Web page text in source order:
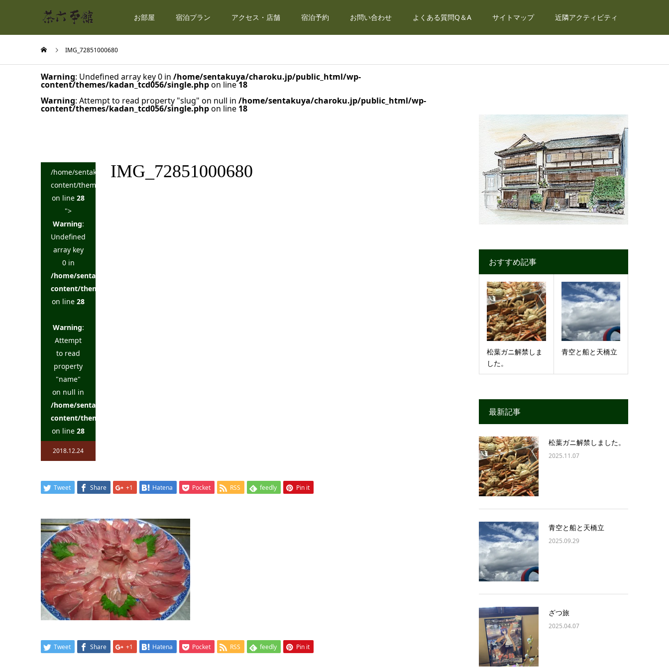
お部屋 宿泊プラン アクセス・店舗 宿泊予約 お問い合わせ よくある質問Q＆A サイトマップ 近隣アクティビティ
IMG_72851000680
Warning: Undefined array key 0 in /home/sentakuya/charoku.jp/public_html/wp-
content/themes/kadan_tcd056/single.phpon line18
Warning: Attempt to read property "slug" on null in /home/sentakuya/charoku.jp/public_html/wp-
content/themes/kadan_tcd056/single.phpon line 18
/home/sentakuya/charoku.jp/public_html/wp-
content/themes/kadan_tcd056/single.php
on line 28
">
Warning:
Undefined
array key
0 in
/home/sentakuya/charoku.jp/public_html/wp-
content/themes/kadan_tcd056/single.php
on line 28
Warning:
Attempt
to read
property
"name"
on null in
/home/sentakuya/charoku.jp/public_html/wp-
content/themes/kadan_tcd056/single.php
on line 28
2018.12.24
IMG_72851000680
Tweet Share +1 Hatena Pocket RSS feedly Pin it
Tweet Share +1 Hatena Pocket RSS feedly Pin it
おすすめ記事
松葉ガニ解禁しま
した。
青空と船と天橋立
最新記事
松葉ガニ解禁しました。
2025.11.07
青空と船と天橋立
2025.09.29
ざつ旅
2025.04.07